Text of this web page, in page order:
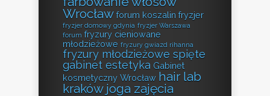
Wrocław forum koszalin fryzjer
fryzjer domowy gdynia fryzjer Warszawa
forum fryzury cieniowane
młodzieżowe fryzury gwiazd rihanna
fryzury młodzieżowe spięte
gabinet estetyka Gabinet
kosmetyczny Wrocław hair lab
kraków joga zajęcia